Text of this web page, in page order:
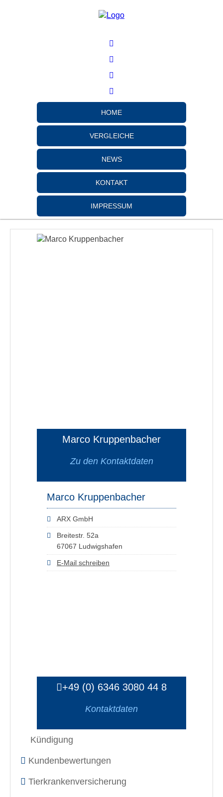
HOME
VERGLEICHE
NEWS
KONTAKT
IMPRESSUM
Marco Kruppenbacher
Zu den Kontaktdaten
Marco Kruppenbacher
ARX GmbH
Breitestr. 52a
67067 Ludwigshafen
E-Mail schreiben
+49 (0) 6346 3080 44 8
Kontaktdaten
Kündigung
Kundenbewertungen
Tierkrankenversicherung